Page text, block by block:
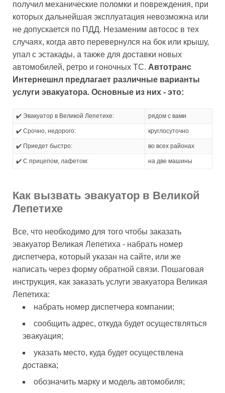
получил механические поломки и повреждения, при
которых дальнейшая эксплуатация невозможна или
не допускается по ПДД. Незаменим автосос в тех
случаях, когда авто перевернулся на бок или крышу,
упал с эстакады, а также для доставки новых
автомобилей, ретро и гоночных ТС. Автотранс
Интернешнл предлагает различные варианты
услуги эвакуатора. Основные из них - это:
✔️ Эвакуатор в Великой Лепетихе: рядом с вами
✔️ Срочно, недорого: круглосуточно
✔️ Приедет быстро: во всех районах
✔️ С прицепом, лафетом: на две машины
Как вызвать эвакуатор в Великой
Лепетихе
Все, что необходимо для того чтобы заказать
эвакуатор Великая Лепетиха - набрать номер
диспетчера, который указан на сайте, или же
написать через форму обратной связи. Пошаговая
инструкция, как заказать услуги эвакуатора Великая
Лепетиха:
набрать номер диспетчера компании;
сообщить адрес, откуда будет осуществляться
эвакуация;
указать место, куда будет осуществлена
доставка;
обозначить марку и модель автомобиля;